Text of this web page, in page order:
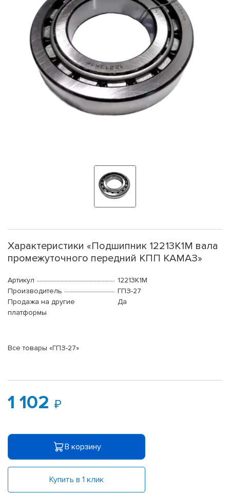
Характеристики «Подшипник 12213К1М вала
промежуточного передний КПП КАМАЗ»
Артикул
12213К1М
Производитель
ГПЗ-27
Продажа на другие
платформы
Да
Все товары «ГПЗ-27»
1 102
В корзину
Купить в 1 клик